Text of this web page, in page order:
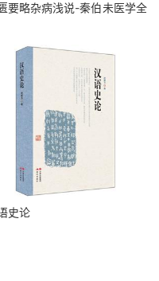
要略杂病浅说-秦伯未医学全
史论